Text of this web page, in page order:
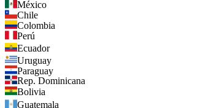
México
Chile
Colombia
Perú
Ecuador
Uruguay
Paraguay
Rep. Dominicana
Bolivia
Guatemala